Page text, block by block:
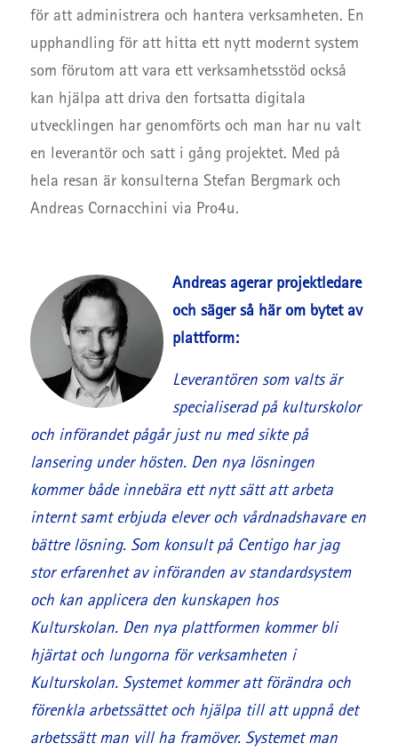
för att administrera och hantera verksamheten. En
upphandling för att hitta ett nytt modernt system
som förutom att vara ett verksamhetsstöd också
kan hjälpa att driva den fortsatta digitala
utvecklingen har genomförts och man har nu valt
en leverantör och satt i gång projektet. Med på
hela resan är konsulterna Stefan Bergmark och
Andreas Cornacchini via Pro4u.
Andreas agerar projektledare
och säger så här om bytet av
plattform:
Leverantören som valts är
specialiserad på kulturskolor
och införandet pågår just nu med sikte på
lansering under hösten. Den nya lösningen
kommer både innebära ett nytt sätt att arbeta
internt samt erbjuda elever och vårdnadshavare en
bättre lösning. Som konsult på Centigo har jag
stor erfarenhet av införanden av standardsystem
och kan applicera den kunskapen hos
Kulturskolan. Den nya plattformen kommer bli
hjärtat och lungorna för verksamheten i
Kulturskolan. Systemet kommer att förändra och
förenkla arbetssättet och hjälpa till att uppnå det
arbetssätt man vill ha framöver. Systemet man